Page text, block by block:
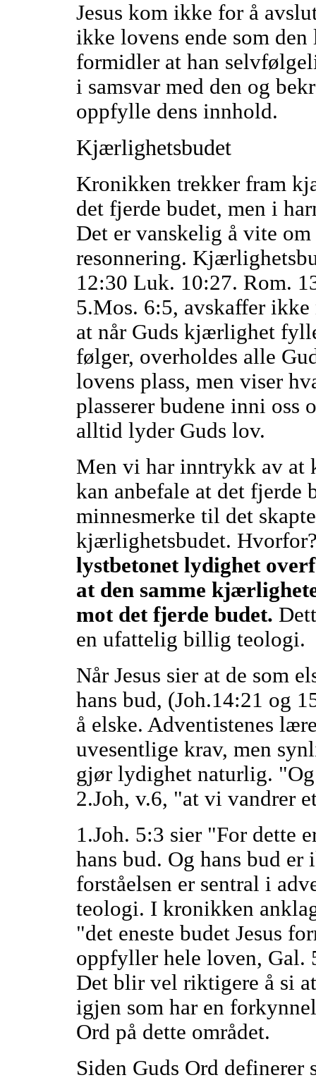
Jesus kom ikke for å
ikke lovens ende som
formidler at han
i samsvar med den og
oppfylle dens innhold.
Kjærlighetsbudet
Kronikken trekker fram
det fjerde budet, men i
Det er vanskelig å vite
resonnering.
12:30 Luk. 10:27. Rom.
5.Mos. 6:5, avskaffer ikke
at når Guds kjærlighet
følger, overholdes alle
lovens plass, men viser
plasserer budene inni oss
alltid lyder Guds lov.
Men vi har inntrykk av at
kan anbefale at det fjerde
minnesmerke til det
kjærlighetsbudet.
lystbetonet lydighet
at den samme
mot det fjerde budet.
en ufattelig billig teologi.
Når Jesus sier at de som
hans bud, (Joh.14:21 og
å elske. Adventistenes
uvesentlige krav, men
gjør lydighet naturlig.
2.Joh, v.6, "at vi vandrer
1.Joh. 5:3 sier "For dette
hans bud. Og hans bud
forståelsen er sentral i
teologi. I kronikken
"det eneste budet Jesus
oppfyller hele loven,
Det blir vel riktigere å si
igjen som har en
Ord på dette området.
Siden Guds Ord definerer